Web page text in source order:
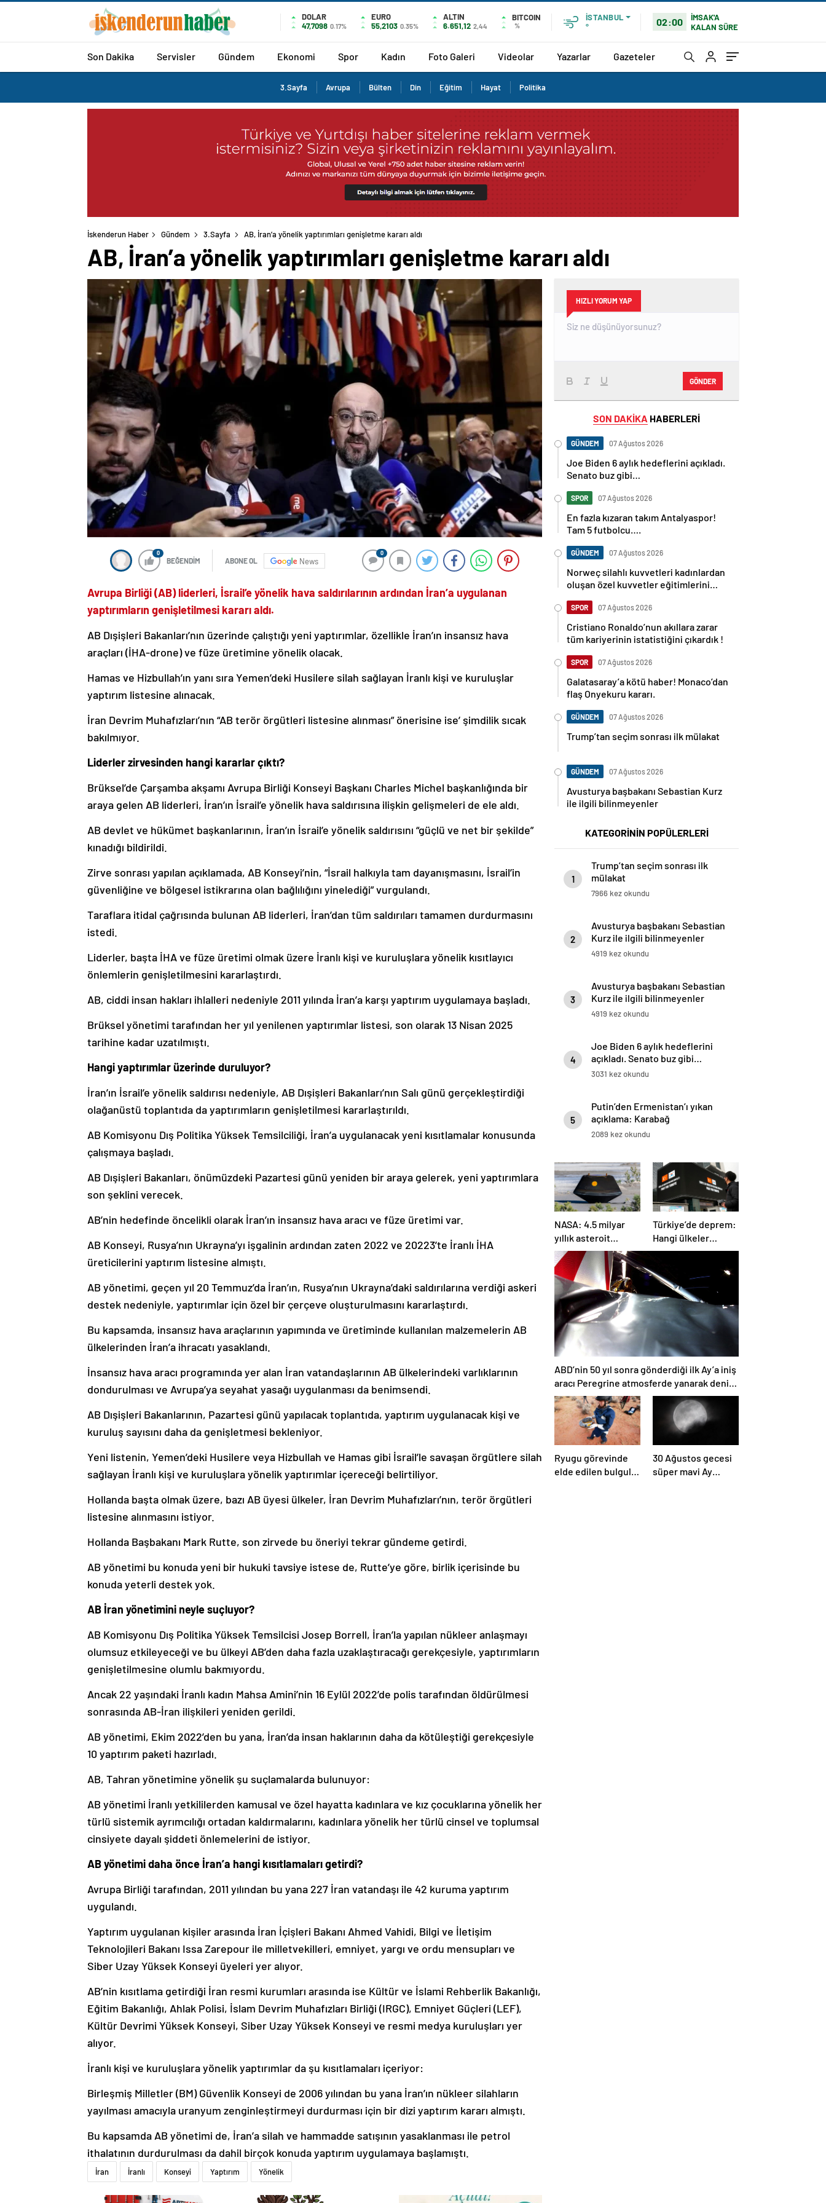
DOLAR
47,7098 0.17%
EURO
55,2103 0.35%
ALTIN
6.651,12 2,44
BITCOIN
%
İSTANBUL
°
02:00
İMSAK'A
KALAN SÜRE
Son Dakika Servisler Gündem Ekonomi Spor Kadın Foto Galeri Videolar Yazarlar Gazeteler
3.Sayfa Avrupa Bülten Din Eğitim Hayat Politika
İskenderun Haber Gündem 3.Sayfa AB, İran’a yönelik yaptırımları genişletme kararı aldı
AB, İran’a yönelik yaptırımları genişletme kararı aldı
0
BEĞENDİM ABONE OL News
0
Avrupa Birliği (AB) liderleri, İsrail’e yönelik hava saldırılarının ardından İran’a uygulanan
yaptırımların genişletilmesi kararı aldı.
AB Dışişleri Bakanları’nın üzerinde çalıştığı yeni yaptırımlar, özellikle İran’ın insansız hava
araçları (İHA-drone) ve füze üretimine yönelik olacak.
Hamas ve Hizbullah’ın yanı sıra Yemen’deki Husilere silah sağlayan İranlı kişi ve kuruluşlar
yaptırım listesine alınacak.
İran Devrim Muhafızları’nın “AB terör örgütleri listesine alınması” önerisine ise’ şimdilik sıcak
bakılmıyor.
Liderler zirvesinden hangi kararlar çıktı?
Brüksel’de Çarşamba akşamı Avrupa Birliği Konseyi Başkanı Charles Michel başkanlığında bir
araya gelen AB liderleri, İran’ın İsrail’e yönelik hava saldırısına ilişkin gelişmeleri de ele aldı.
AB devlet ve hükümet başkanlarının, İran’ın İsrail’e yönelik saldırısını “güçlü ve net bir şekilde”
kınadığı bildirildi.
Zirve sonrası yapılan açıklamada, AB Konseyi’nin, “İsrail halkıyla tam dayanışmasını, İsrail’in
güvenliğine ve bölgesel istikrarına olan bağlılığını yinelediği” vurgulandı.
Taraflara itidal çağrısında bulunan AB liderleri, İran’dan tüm saldırıları tamamen durdurmasını
istedi.
Liderler, başta İHA ve füze üretimi olmak üzere İranlı kişi ve kuruluşlara yönelik kısıtlayıcı
önlemlerin genişletilmesini kararlaştırdı.
AB, ciddi insan hakları ihlalleri nedeniyle 2011 yılında İran’a karşı yaptırım uygulamaya başladı.
Brüksel yönetimi tarafından her yıl yenilenen yaptırımlar listesi, son olarak 13 Nisan 2025
tarihine kadar uzatılmıştı.
Hangi yaptırımlar üzerinde duruluyor?
İran’ın İsrail’e yönelik saldırısı nedeniyle, AB Dışişleri Bakanları’nın Salı günü gerçekleştirdiği
olağanüstü toplantıda da yaptırımların genişletilmesi kararlaştırıldı.
AB Komisyonu Dış Politika Yüksek Temsilciliği, İran’a uygulanacak yeni kısıtlamalar konusunda
çalışmaya başladı.
AB Dışişleri Bakanları, önümüzdeki Pazartesi günü yeniden bir araya gelerek, yeni yaptırımlara
son şeklini verecek.
AB’nin hedefinde öncelikli olarak İran’ın insansız hava aracı ve füze üretimi var.
AB Konseyi, Rusya’nın Ukrayna’yı işgalinin ardından zaten 2022 ve 20223’te İranlı İHA
üreticilerini yaptırım listesine almıştı.
AB yönetimi, geçen yıl 20 Temmuz’da İran’ın, Rusya’nın Ukrayna’daki saldırılarına verdiği askeri
destek nedeniyle, yaptırımlar için özel bir çerçeve oluşturulmasını kararlaştırdı.
Bu kapsamda, insansız hava araçlarının yapımında ve üretiminde kullanılan malzemelerin AB
ülkelerinden İran’a ihracatı yasaklandı.
İnsansız hava aracı programında yer alan İran vatandaşlarının AB ülkelerindeki varlıklarının
dondurulması ve Avrupa’ya seyahat yasağı uygulanması da benimsendi.
AB Dışişleri Bakanlarının, Pazartesi günü yapılacak toplantıda, yaptırım uygulanacak kişi ve
kuruluş sayısını daha da genişletmesi bekleniyor.
Yeni listenin, Yemen’deki Husilere veya Hizbullah ve Hamas gibi İsrail’le savaşan örgütlere silah
sağlayan İranlı kişi ve kuruluşlara yönelik yaptırımlar içereceği belirtiliyor.
Hollanda başta olmak üzere, bazı AB üyesi ülkeler, İran Devrim Muhafızları’nın, terör örgütleri
listesine alınmasını istiyor.
Hollanda Başbakanı Mark Rutte, son zirvede bu öneriyi tekrar gündeme getirdi.
AB yönetimi bu konuda yeni bir hukuki tavsiye istese de, Rutte’ye göre, birlik içerisinde bu
konuda yeterli destek yok.
AB İran yönetimini neyle suçluyor?
AB Komisyonu Dış Politika Yüksek Temsilcisi Josep Borrell, İran’la yapılan nükleer anlaşmayı
olumsuz etkileyeceği ve bu ülkeyi AB’den daha fazla uzaklaştıracağı gerekçesiyle, yaptırımların
genişletilmesine olumlu bakmıyordu.
Ancak 22 yaşındaki İranlı kadın Mahsa Amini’nin 16 Eylül 2022’de polis tarafından öldürülmesi
sonrasında AB-İran ilişkileri yeniden gerildi.
AB yönetimi, Ekim 2022’den bu yana, İran’da insan haklarının daha da kötüleştiği gerekçesiyle
10 yaptırım paketi hazırladı.
AB, Tahran yönetimine yönelik şu suçlamalarda bulunuyor:
AB yönetimi İranlı yetkililerden kamusal ve özel hayatta kadınlara ve kız çocuklarına yönelik her
türlü sistemik ayrımcılığı ortadan kaldırmalarını, kadınlara yönelik her türlü cinsel ve toplumsal
cinsiyete dayalı şiddeti önlemelerini de istiyor.
AB yönetimi daha önce İran’a hangi kısıtlamaları getirdi?
Avrupa Birliği tarafından, 2011 yılından bu yana 227 İran vatandaşı ile 42 kuruma yaptırım
uygulandı.
Yaptırım uygulanan kişiler arasında İran İçişleri Bakanı Ahmed Vahidi, Bilgi ve İletişim
Teknolojileri Bakanı Issa Zarepour ile milletvekilleri, emniyet, yargı ve ordu mensupları ve
Siber Uzay Yüksek Konseyi üyeleri yer alıyor.
AB’nin kısıtlama getirdiği İran resmi kurumları arasında ise Kültür ve İslami Rehberlik Bakanlığı,
Eğitim Bakanlığı, Ahlak Polisi, İslam Devrim Muhafızları Birliği (IRGC), Emniyet Güçleri (LEF),
Kültür Devrimi Yüksek Konseyi, Siber Uzay Yüksek Konseyi ve resmi medya kuruluşları yer
alıyor.
İranlı kişi ve kuruluşlara yönelik yaptırımlar da şu kısıtlamaları içeriyor:
Birleşmiş Milletler (BM) Güvenlik Konseyi de 2006 yılından bu yana İran’ın nükleer silahların
yayılması amacıyla uranyum zenginleştirmeyi durdurması için bir dizi yaptırım kararı almıştı.
Bu kapsamda AB yönetimi de, İran’a silah ve hammadde satışının yasaklanması ile petrol
ithalatının durdurulması da dahil birçok konuda yaptırım uygulamaya başlamıştı.
İran İranlı Konseyi Yaptırım Yönelik
HIZLI YORUM YAP
GÖNDER
SON DAKİKA HABERLERİ
GÜNDEM 07 Ağustos 2026
Joe Biden 6 aylık hedeflerini açıkladı.
Senato buz gibi…
SPOR 07 Ağustos 2026
En fazla kızaran takım Antalyaspor!
Tam 5 futbolcu….
GÜNDEM 07 Ağustos 2026
Norweç silahlı kuvvetleri kadınlardan
oluşan özel kuvvetler eğitimlerini
SPOR 07 Ağustos 2026
Cristiano Ronaldo’nun akıllara zarar
tüm kariyerinin istatistiğini çıkardık !
SPOR 07 Ağustos 2026
Galatasaray’a kötü haber! Monaco’dan
flaş Onyekuru kararı.
GÜNDEM 07 Ağustos 2026
Trump’tan seçim sonrası ilk mülakat
GÜNDEM 07 Ağustos 2026
Avusturya başbakanı Sebastian Kurz
ile ilgili bilinmeyenler
KATEGORİNİN POPÜLERLERİ
1
Trump’tan seçim sonrası ilk
mülakat
7966 kez okundu
2
Avusturya başbakanı Sebastian
Kurz ile ilgili bilinmeyenler
4919 kez okundu
3
Avusturya başbakanı Sebastian
Kurz ile ilgili bilinmeyenler
4919 kez okundu
4
Joe Biden 6 aylık hedeflerini
açıkladı. Senato buz gibi…
3031 kez okundu
5
Putin’den Ermenistan’ı yıkan
açıklama: Karabağ
Azerbaycan’ın ayrılmaz bir
2089 kez okundu
NASA: 4.5 milyar
yıllık asteroit
örnekleri Dünya’ya
getirildi; yaşamın
başlangıcına ışık
tutabilir
Türkiye’de deprem:
Hangi ülkeler
yardım ediyor?
ABD’nin 50 yıl sonra gönderdiği ilk Ay’a iniş
aracı Peregrine atmosferde yanarak denize
düştü
Ryugu görevinde
elde edilen bulgular
30 Ağustos gecesi
süper mavi Ay